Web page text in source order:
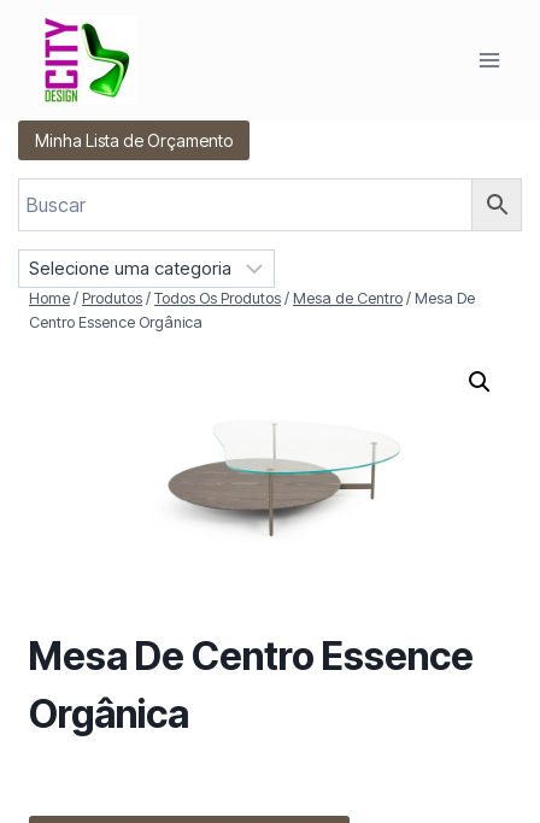
Conteúdo
Minha Lista de Orçamento
eHome / Produtos / Todos Os Produtos / Mesa de Centro / Mesa De
Centro Essence Orgânica
Mesa De Centro Essence
Orgânica